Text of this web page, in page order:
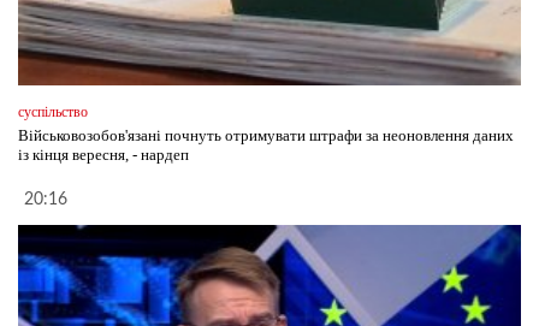
суспільство
Військовозобов'язані почнуть отримувати штрафи за неоновлення даних
із кінця вересня, - нардеп
20:16